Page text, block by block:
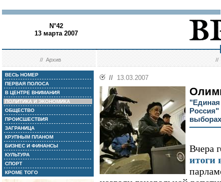
N°42
13 марта 2007
//Архив //
ВЕСЬ НОМЕР
ПЕРВАЯ ПОЛОСА
В ЦЕНТРЕ ВНИМАНИЯ
ПОЛИТИКА И ЭКОНОМИКА
ОБЩЕСТВО
ПРОИСШЕСТВИЯ
ЗАГРАНИЦА
КРУПНЫМ ПЛАНОМ
БИЗНЕС И ФИНАНСЫ
КУЛЬТУРА
СПОРТ
КРОМЕ ТОГО
// 13.03.2007
Россия"
Вчера
итоги